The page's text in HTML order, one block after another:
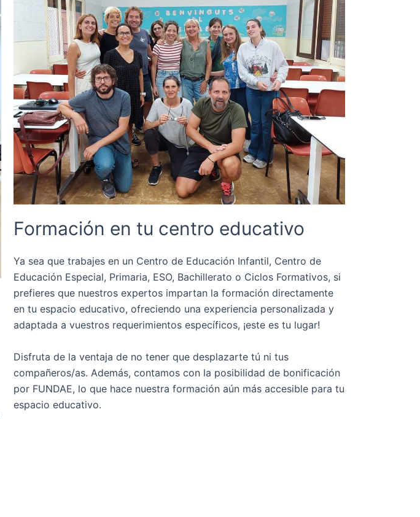
Formación en tu centro educativo
Ya sea que trabajes en un Centro de Educación Infantil, Centro de
Educación Especial, Primaria, ESO, Bachillerato o Ciclos Formativos, si
prefieres que nuestros expertos impartan la formación directamente
en tu espacio educativo, ofreciendo una experiencia personalizada y
adaptada a vuestros requerimientos específicos, ¡este es tu lugar!
Disfruta de la ventaja de no tener que desplazarte tú ni tus
compañeros/as. Además, contamos con la posibilidad de bonificación
por FUNDAE, lo que hace nuestra formación aún más accesible para tu
espacio educativo.